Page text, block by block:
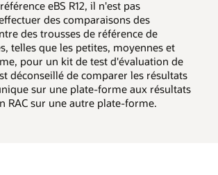
eBS R12, il n'est pas
des comparaisons des
des trousses de référence de
telles que les petites, moyennes et
pour un kit de test d'évaluation de
déconseillé de comparer les résultats
sur une plate-forme aux résultats
RAC sur une autre plate-forme.